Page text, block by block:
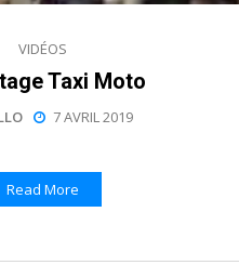
VIDÉOS
Taxi Moto
7 AVRIL 2019
Read More